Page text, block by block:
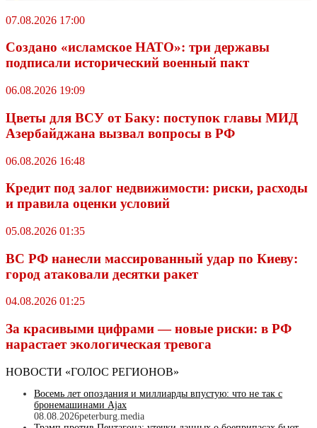
07.08.2026 17:00
Создано «исламское НАТО»: три державы
подписали исторический военный пакт
06.08.2026 19:09
Цветы для ВСУ от Баку: поступок главы МИД
Азербайджана вызвал вопросы в РФ
06.08.2026 16:48
Кредит под залог недвижимости: риски, расходы
и правила оценки условий
05.08.2026 01:35
ВС РФ нанесли массированный удар по Киеву:
город атаковали десятки ракет
04.08.2026 01:25
За красивыми цифрами — новые риски: в РФ
нарастает экологическая тревога
НОВОСТИ «ГОЛОС РЕГИОНОВ»
Восемь лет опоздания и миллиарды впустую: что не так с
бронемашинами Ajax
08.08.2026peterburg.media